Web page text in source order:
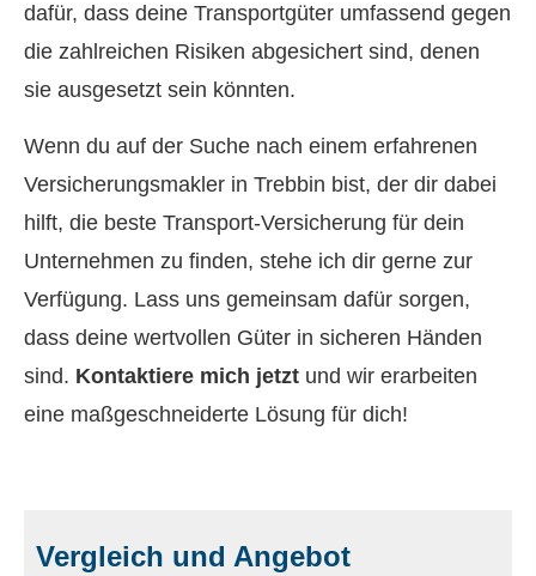
dafür, dass deine Transportgüter umfassend gegen
die zahlreichen Risiken abgesichert sind, denen
sie ausgesetzt sein könnten.
Wenn du auf der Suche nach einem erfahrenen
Ver­sicherungs­makler in Trebbin bist, der dir dabei
hilft, die beste Transport-Versicherung für dein
Unternehmen zu finden, stehe ich dir gerne zur
Verfügung. Lass uns gemeinsam dafür sorgen,
dass deine wertvollen Güter in sicheren Händen
sind. Kontaktiere mich jetzt und wir erarbeiten
eine maßgeschneiderte Lösung für dich!
Vergleich und Angebot